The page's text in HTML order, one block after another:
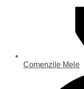
Comenzile Mele